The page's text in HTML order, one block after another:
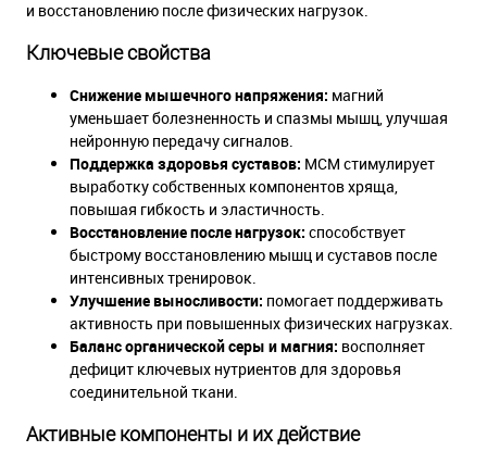
и восстановлению после физических нагрузок.
Ключевые свойства
Снижение мышечного напряжения: магний
уменьшает болезненность и спазмы мышц, улучшая
нейронную передачу сигналов.
Поддержка здоровья суставов: МСМ стимулирует
выработку собственных компонентов хряща,
повышая гибкость и эластичность.
Восстановление после нагрузок: способствует
быстрому восстановлению мышц и суставов после
интенсивных тренировок.
Улучшение выносливости: помогает поддерживать
активность при повышенных физических нагрузках.
Баланс органической серы и магния: восполняет
дефицит ключевых нутриентов для здоровья
соединительной ткани.
Активные компоненты и их действие